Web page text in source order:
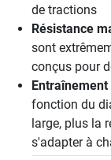
de tractions
Résistance
sont
conçus pour
fonction du
large, plus la
s'adapter à